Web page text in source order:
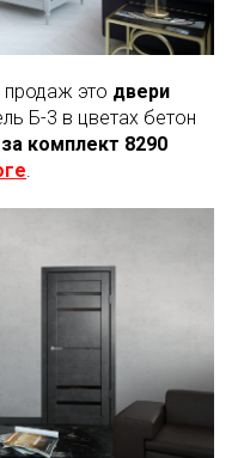
продаж это двери
Б-3 в цветах бетон
комплект 8290
.